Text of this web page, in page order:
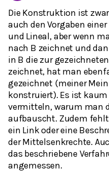
Die Konstruktion ist
auch den Vorgaben
und Lineal, aber wenn
nach B zeichnet und
in B die zur
zeichnet, hat man
gezeichnet (meiner
konstruiert). Es ist
vermitteln, warum man
aufbauscht. Zudem
ein Link oder eine
der Mittelsenkrechte.
das beschriebene